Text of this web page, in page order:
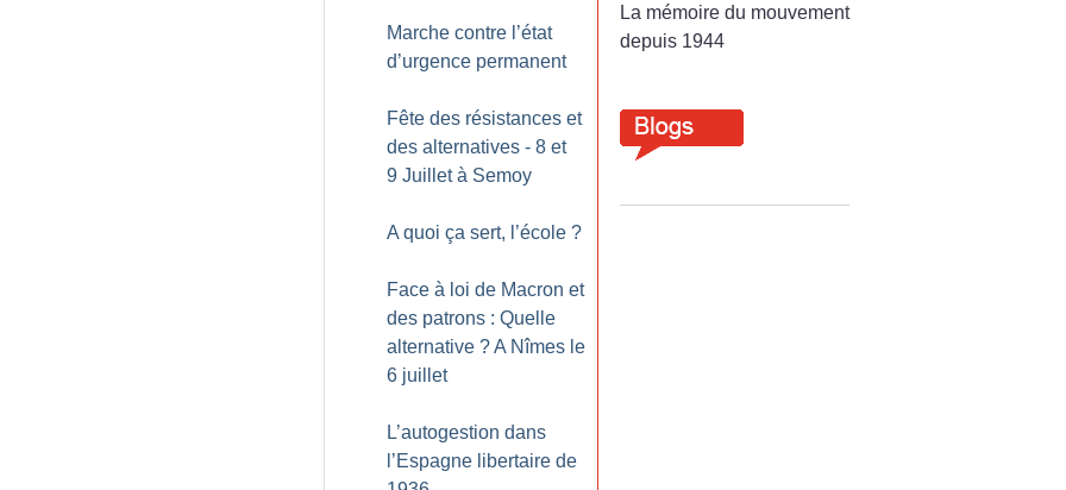
Marche contre l’état
d’urgence permanent
Fête des résistances et
des alternatives - 8 et
9 Juillet à Semoy
A quoi ça sert, l’école ?
Face à loi de Macron et
des patrons : Quelle
alternative ? A Nîmes le
6 juillet
L’autogestion dans
l’Espagne libertaire de
La mémoire du mouvement
depuis 1944